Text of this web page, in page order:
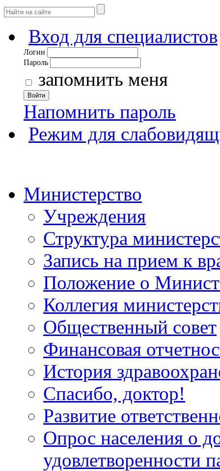
Вход для специалистов
Логин
Пароль
запомнить меня
Войти
Напомнить пароль
Режим для
Министерство
Учреждения
Структура
Запись на прием к
Положение о
Коллегия
Общественный совет
Финансовая
История
Спасибо, доктор!
Развитие
Опрос населения о
удовлетворенности